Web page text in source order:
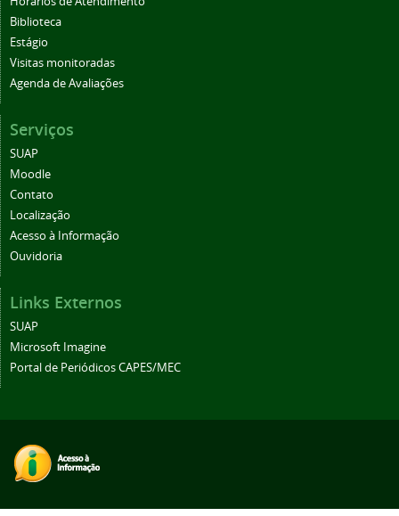
Biblioteca
Estágio
Visitas monitoradas
Agenda de Avaliações
Serviços
SUAP
Moodle
Contato
Localização
Acesso à Informação
Ouvidoria
Links Externos
SUAP
Microsoft Imagine
Portal de Periódicos CAPES/MEC